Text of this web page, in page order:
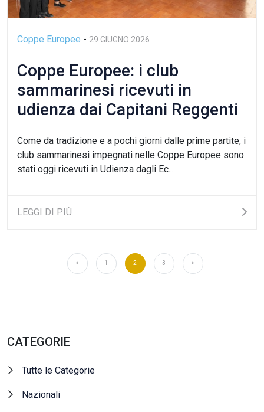
Coppe Europee - 29 GIUGNO 2026
Coppe Europee: i club
sammarinesi ricevuti in
udienza dai Capitani Reggenti
Come da tradizione e a pochi giorni dalle prime partite, i
club sammarinesi impegnati nelle Coppe Europee sono
stati oggi ricevuti in Udienza dagli Ec...
LEGGI DI PIÙ
< 1 2 3 >
CATEGORIE
Tutte le Categorie
Nazionali